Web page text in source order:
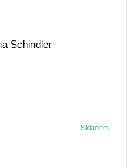
Schindler
Skladem